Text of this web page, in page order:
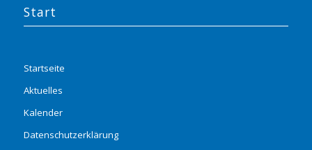
Start
Startseite
Aktuelles
Kalender
Datenschutzerklärung